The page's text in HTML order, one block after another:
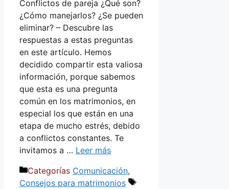
Conflictos de pareja ¿Qué son?
¿Cómo manejarlos? ¿Se pueden
eliminar? – Descubre las
respuestas a estas preguntas
en este artículo. Hemos
decidido compartir esta valiosa
información, porque sabemos
que esta es una pregunta
común en los matrimonios, en
especial los que están en una
etapa de mucho estrés, debido
a conflictos constantes. Te
invitamos a … Leer más
Categorías Comunicación,
Consejos para matrimonios